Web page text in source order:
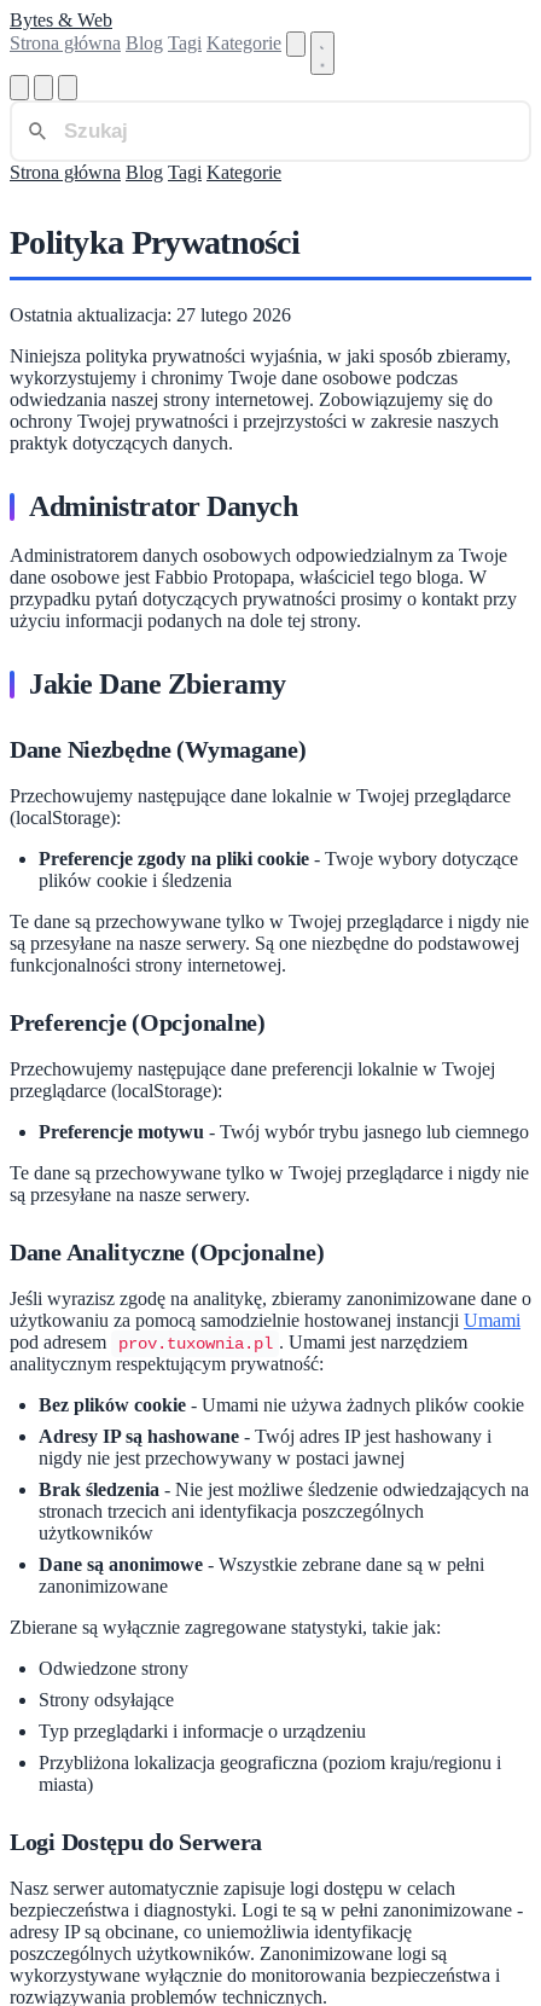
Bytes & Web
Strona główna Blog Tagi Kategorie
Strona główna Blog Tagi Kategorie
Polityka Prywatności
Ostatnia aktualizacja: 27 lutego 2026
Niniejsza polityka prywatności wyjaśnia, w jaki sposób zbieramy,
wykorzystujemy i chronimy Twoje dane osobowe podczas
odwiedzania naszej strony internetowej. Zobowiązujemy się do
ochrony Twojej prywatności i przejrzystości w zakresie naszych
praktyk dotyczących danych.
Administrator Danych
Administratorem danych osobowych odpowiedzialnym za Twoje
dane osobowe jest Fabbio Protopapa, właściciel tego bloga. W
przypadku pytań dotyczących prywatności prosimy o kontakt przy
użyciu informacji podanych na dole tej strony.
Jakie Dane Zbieramy
Dane Niezbędne (Wymagane)
Przechowujemy następujące dane lokalnie w Twojej przeglądarce
(localStorage):
Preferencje zgody na pliki cookie - Twoje wybory dotyczące
plików cookie i śledzenia
Te dane są przechowywane tylko w Twojej przeglądarce i nigdy nie
są przesyłane na nasze serwery. Są one niezbędne do podstawowej
funkcjonalności strony internetowej.
Preferencje (Opcjonalne)
Przechowujemy następujące dane preferencji lokalnie w Twojej
przeglądarce (localStorage):
Preferencje motywu - Twój wybór trybu jasnego lub ciemnego
Te dane są przechowywane tylko w Twojej przeglądarce i nigdy nie
są przesyłane na nasze serwery.
Dane Analityczne (Opcjonalne)
Jeśli wyrazisz zgodę na analitykę, zbieramy zanonimizowane dane o
użytkowaniu za pomocą samodzielnie hostowanej instancji Umami
pod adresem
prov.tuxownia.pl . Umami jest narzędziem
analitycznym respektującym prywatność:
Bez plików cookie - Umami nie używa żadnych plików cookie
Adresy IP są hashowane - Twój adres IP jest hashowany i
nigdy nie jest przechowywany w postaci jawnej
Brak śledzenia - Nie jest możliwe śledzenie odwiedzających na
stronach trzecich ani identyfikacja poszczególnych
użytkowników
Dane są anonimowe - Wszystkie zebrane dane są w pełni
zanonimizowane
Zbierane są wyłącznie zagregowane statystyki, takie jak:
Odwiedzone strony
Strony odsyłające
Typ przeglądarki i informacje o urządzeniu
Przybliżona lokalizacja geograficzna (poziom kraju/regionu i
miasta)
Logi Dostępu do Serwera
Nasz serwer automatycznie zapisuje logi dostępu w celach
bezpieczeństwa i diagnostyki. Logi te są w pełni zanonimizowane -
adresy IP są obcinane, co uniemożliwia identyfikację
poszczególnych użytkowników. Zanonimizowane logi są
wykorzystywane wyłącznie do monitorowania bezpieczeństwa i
rozwiązywania problemów technicznych.